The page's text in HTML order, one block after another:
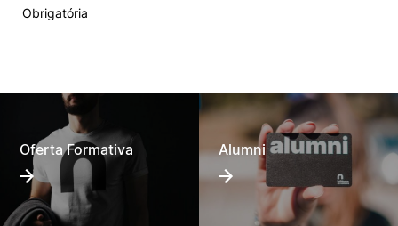
Obrigatória
Oferta Formativa Alumni